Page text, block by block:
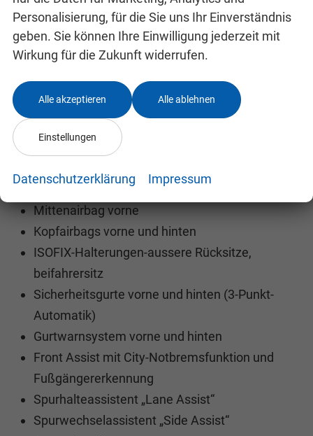
(kompatibilitätsabhängig)
Wireless App-Connect
Apple CarPlay
Android Auto
Vorbereitung für Navigationssystem (Function
Fahrer- und Beifahrerairbag vorne
Seitenairbags vorne
Mittenairbag vorne
Kopfairbags vorne und hinten
ISOFIX-Halterungen-aussere Rücksitze,
beifahrersitz
Sicherheitsgurte vorne und hinten (3-Punkt-
Automatik)
Gurtwarnsystem vorne und hinten
Front Assist mit City-Notbremsfunktion und
Fußgängererkennung
Spurhalteassistent „Lane Assist“
Spurwechselassistent „Side Assist“
Personalisierung, für die Sie uns Ihr Einverständnis
geben. Sie können Ihre Einwilligung jederzeit mit
Wirkung für die Zukunft widerrufen.
Alle akzeptieren Alle ablehnen
Einstellungen
Datenschutzerklärung Impressum